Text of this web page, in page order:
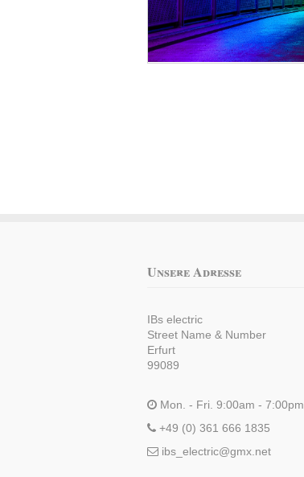
Unsere Adresse
IBs electric
Street Name & Number
Erfurt
99089
Mon. - Fri. 9:00am - 7:00pm
+49 (0) 361 666 1835
ibs_electric@gmx.net